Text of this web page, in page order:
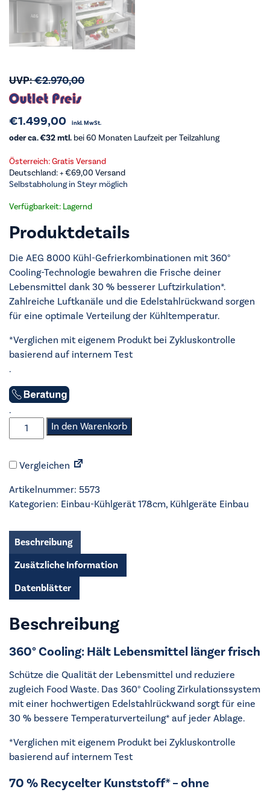
UVP:€2.970,00
€1.499,00 inkl. MwSt.
oder ca. €32 mtl. bei 60 Monaten Laufzeit per Teilzahlung
Österreich: Gratis Versand
Deutschland: +€69,00 Versand
Selbstabholung in Steyr möglich
Verfügbarkeit: Lagernd
Produktdetails
Die AEG 8000 Kühl-Gefrierkombinationen mit 360°
Cooling-Technologie bewahren die Frische deiner
Lebensmittel dank 30 % besserer Luftzirkulation*.
Zahlreiche Luftkanäle und die Edelstahlrückwand sorgen
für eine optimale Verteilung der Kühltemperatur.
*Verglichen mit eigenem Produkt bei Zykluskontrolle
basierend auf internem Test
.
.
AEG
-
Kühlgerät
-
EK8B18C
In den Warenkorb
Vergleichen
Artikelnummer: 5573
Kategorien: Einbau-Kühlgerät 178cm, Kühlgeräte Einbau
Beschreibung
Zusätzliche Information
Datenblätter
Beschreibung
360° Cooling: Hält Lebensmittel länger frisch
Schütze die Qualität der Lebensmittel und reduziere
zugleich Food Waste. Das 360° Cooling Zirkulationssystem
mit einer hochwertigen Edelstahlrückwand sorgt für eine
30 % bessere Temperaturverteilung* auf jeder Ablage.
*Verglichen mit eigenem Produkt bei Zykluskontrolle
basierend auf internem Test
70 % Recycelter Kunststoff* – ohne